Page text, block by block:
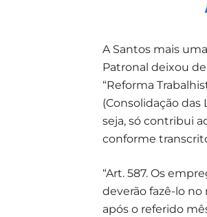
A Santos mais
Patronal deixou
“Reforma
(Consolidação das
seja, só contribui
conforme
“Art. 587. Os
deverão fazê-lo no
após o referido